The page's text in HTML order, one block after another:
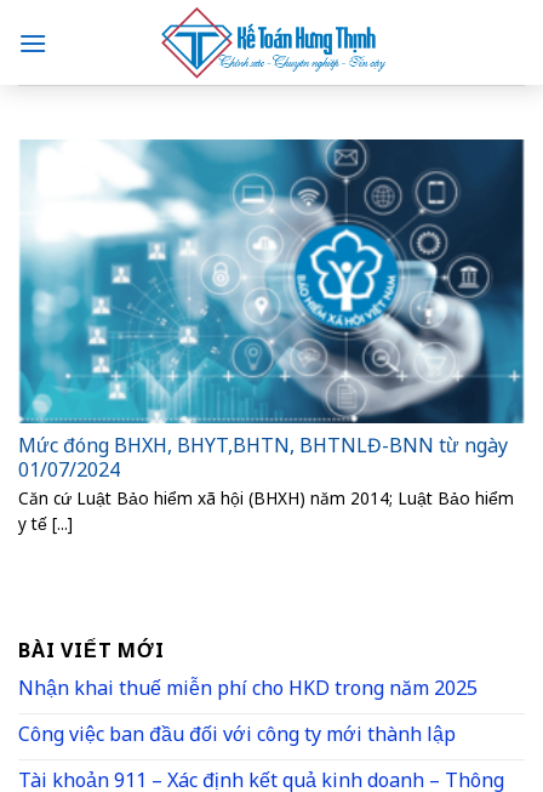
content
Mức đóng BHXH, BHYT,BHTN, BHTNLĐ-BNN từ ngày
01/07/2024
Căn cứ Luật Bảo hiểm xã hội (BHXH) năm 2014; Luật Bảo hiểm
y tế [...]
BÀI VIẾT MỚI
Nhận khai thuế miễn phí cho HKD trong năm 2025
Công việc ban đầu đối với công ty mới thành lập
Tài khoản 911 – Xác định kết quả kinh doanh – Thông